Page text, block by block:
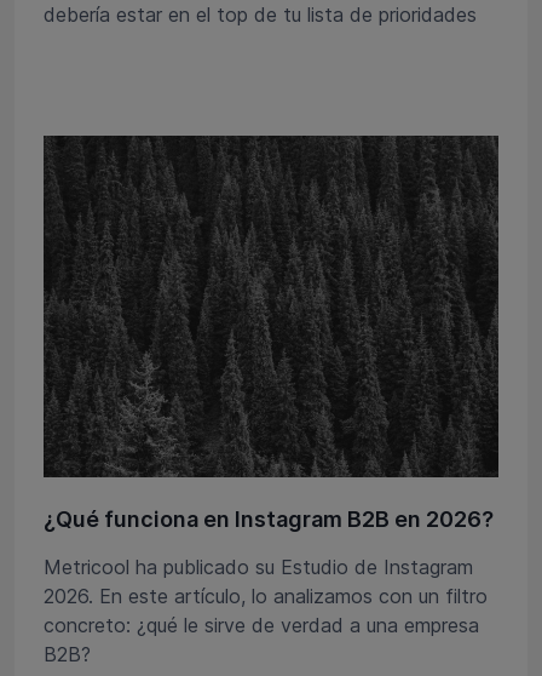
debería estar en el top de tu lista de prioridades
¿Qué funciona en Instagram B2B en 2026?
Metricool ha publicado su Estudio de Instagram
2026. En este artículo, lo analizamos con un filtro
concreto: ¿qué le sirve de verdad a una empresa
B2B?